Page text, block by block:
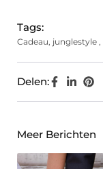
Tags:
Cadeau, junglestyle ,
Delen:
Meer Berichten